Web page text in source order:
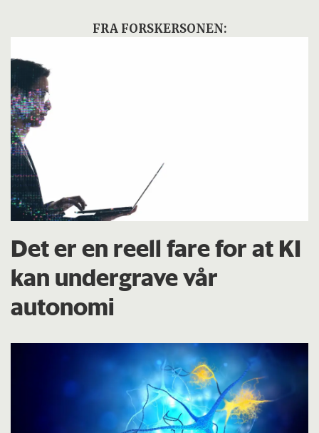
FRA FORSKERSONEN:
Det er en reell fare for at KI
kan undergrave vår
autonomi